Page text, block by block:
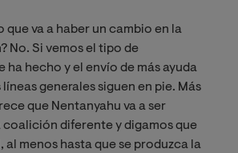
que va a haber un cambio en la
No. Si vemos el tipo de
ha hecho y el envío de más ayuda
generales siguen en pie. Más
que Nentanyahu va a ser
coalición diferente y digamos que
al menos hasta que se produzca la